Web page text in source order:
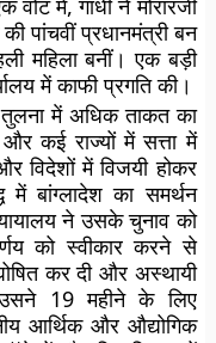
में, गांधी ने मोरारजी
पांचवीं प्रधानमंत्री बन
महिला बनीं। एक बड़ी
में काफी प्रगति की।
तुलना में अधिक ताकत का
कई राज्यों में सत्ता में
विदेशों में विजयी होकर
बांग्लादेश का समर्थन
ने उसके चुनाव को
को स्वीकार करने से
कर दी और अस्थायी
19 महीने के लिए
आर्थिक और औद्योगिक